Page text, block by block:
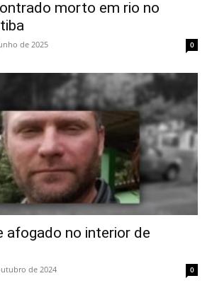
morto em rio no
de 2025 0
afogado no interior de
de 2024 0